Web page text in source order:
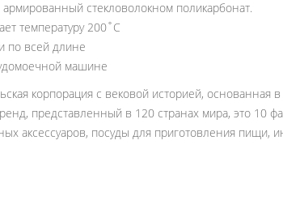
армированный стекловолокном поликарбонат.
температуру 200˚С
по всей длине
машине
корпорация с вековой историей,
представленный в 120 странах мира, это 10
аксессуаров, посуды для приготовления пищи,